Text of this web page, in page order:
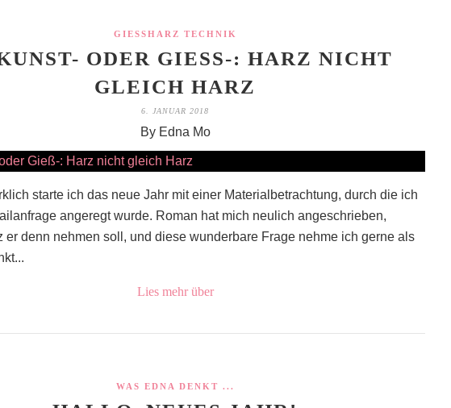
GIESSHARZ TECHNIK
ODER GIESS-: HARZ NICHT G
LEICH HARZ
6. JANUAR 2018
By Edna Mo
starte ich das neue Jahr mit einer Materialbetrachtung, durch die ich
angeregt wurde. Roman hat mich neulich angeschrieben,
er denn nehmen soll, und diese wunderbare Frage nehme ich gerne als
Lies mehr über
WAS EDNA DENKT ...